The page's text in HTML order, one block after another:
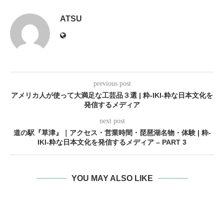
ATSU
previous post
アメリカ人が使って大満足な工芸品３選 | 粋-IKI-粋な日本文化を
発信するメディア
next post
道の駅『草津』｜アクセス・営業時間・琵琶湖名物・体験 | 粋-
IKI-粋な日本文化を発信するメディア – PART 3
YOU MAY ALSO LIKE